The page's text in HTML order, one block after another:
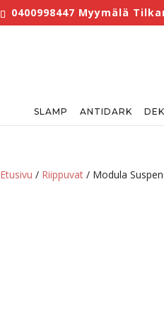
0400998447 Myymälä
SLAMP ANTIDARK
Etusivu / Riippuvat / Modula